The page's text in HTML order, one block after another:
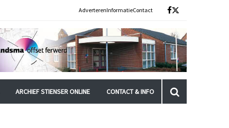
AdverterenInformatieContact
ARCHIEF STIENSER ONLINE CONTACT & INFO